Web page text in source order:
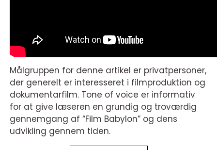
Målgruppen for denne artikel er privatpersoner,
der generelt er interesseret i filmproduktion og
dokumentarfilm. Tone of voice er informativ
for at give læseren en grundig og troværdig
gennemgang af “Film Babylon” og dens
udvikling gennem tiden.